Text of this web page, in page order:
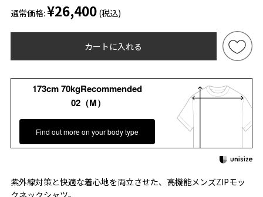
通常価格: ¥26,400 (税込)
カートに入れる
173cm 70kgRecommended
02（M）
Find out more on your body type
紫外線対策と快適な着心地を両立させた、高機能メンズZIPモッ
クネックシャツ。